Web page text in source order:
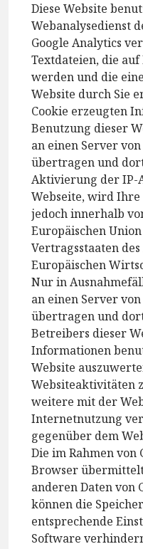
Diese Website
Webanalysedienst
Google Analytics
Textdateien, die
werden und die
Website durch Sie
Cookie erzeugten
Benutzung dieser
an einen Server
übertragen und
Aktivierung der IP-
Webseite, wird Ihre
jedoch innerhalb
Europäischen
Vertragsstaaten
Europäischen
Nur in
an einen Server
übertragen und
Betreibers dieser
Informationen
Website
Websiteaktivitäten
weitere mit der
Internetnutzung
gegenüber dem
Die im Rahmen von
Browser
anderen Daten von
können die
entsprechende
Software